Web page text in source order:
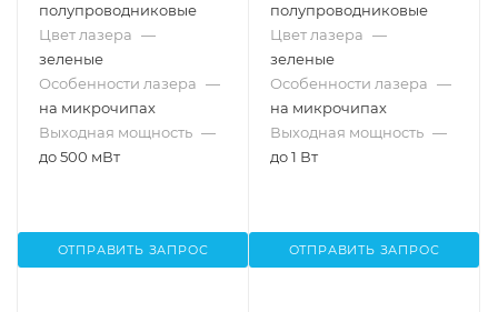
полупроводниковые
Цвет лазера —
зеленые
Особенности лазера —
на микрочипах
Выходная мощность —
до 500 мВт
ОТПРАВИТЬ ЗАПРОС
полупроводниковые
Цвет лазера —
зеленые
Особенности лазера —
на микрочипах
Выходная мощность —
до 1 Вт
ОТПРАВИТЬ ЗАПРОС